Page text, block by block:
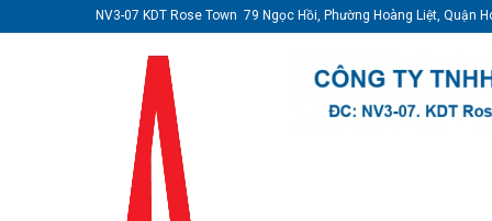
NV3-07 KDT Rose Town 79 Ngọc Hồi, Phường Hoàng Liệt, Quận